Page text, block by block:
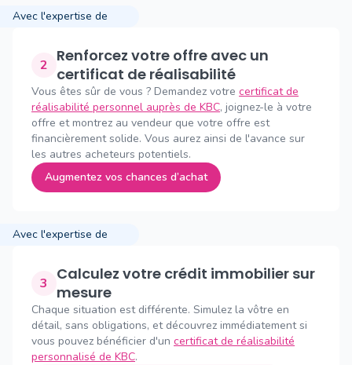
Avec l'expertise de
2 Renforcez votre offre avec un
certificat de réalisabilité
Vous êtes sûr de vous ? Demandez votre certificat de
réalisabilité personnel auprès de KBC, joignez-le à votre
offre et montrez au vendeur que votre offre est
financièrement solide. Vous aurez ainsi de l'avance sur
les autres acheteurs potentiels.
Augmentez vos chances d’achat
Avec l'expertise de
3
Calculez votre crédit immobilier sur
mesure
Chaque situation est différente. Simulez la vôtre en
détail, sans obligations, et découvrez immédiatement si
vous pouvez bénéficier d'un certificat de réalisabilité
personnalisé de KBC.